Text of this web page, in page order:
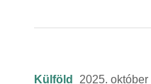
Külföld 2025. október